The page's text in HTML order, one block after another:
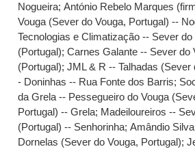
Nogueira;António Rebelo Marques
Vouga (Sever do Vouga, Portugal) --
Tecnologias e Climatização -- Sever do
(Portugal);Carnes Galante -- Sever do
(Portugal);JML & R -- Talhadas (Sever
- Doninhas -- Rua Fonte dos Barris;
da Grela -- Pessegueiro do Vouga
Portugal) -- Grela; Madeiloureiros --
(Portugal) -- Senhorinha;Amândio
Dornelas (Sever do Vouga, Portugal);